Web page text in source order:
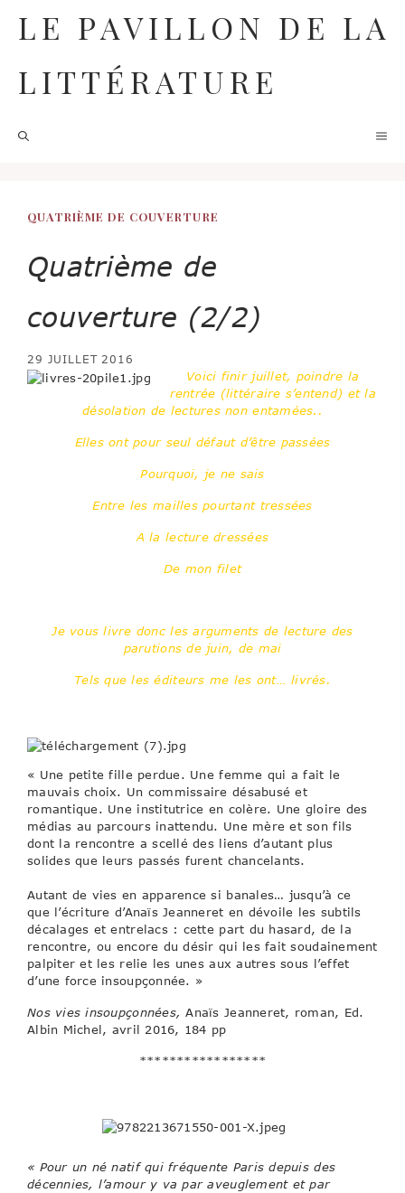
contenu
LE PAVILLON DE LA
LITTÉRATURE
QUATRIÈME DE COUVERTURE
Quatrième de
couverture (2/2)
29 JUILLET 2016
Voici finir juillet, poindre la
rentrée (littéraire s’entend) et la
désolation de lectures non entamées..
Elles ont pour seul défaut d’être passées
Pourquoi, je ne sais
Entre les mailles pourtant tressées
A la lecture dressées
De mon filet
Je vous livre donc les arguments de lecture des
parutions de juin, de mai
Tels que les éditeurs me les ont… livrés.
« Une petite fille perdue. Une femme qui a fait le
mauvais choix. Un commissaire désabusé et
romantique. Une institutrice en colère. Une gloire des
médias au parcours inattendu. Une mère et son fils
dont la rencontre a scellé des liens d’autant plus
solides que leurs passés furent chancelants.
Autant de vies en apparence si banales… jusqu’à ce
que l’écriture d’Anaïs Jeanneret en dévoile les subtils
décalages et entrelacs : cette part du hasard, de la
rencontre, ou encore du désir qui les fait soudainement
palpiter et les relie les unes aux autres sous l’effet
d’une force insoupçonnée. »
Nos vies insoupçonnées, Anaïs Jeanneret, roman, Ed.
Albin Michel, avril 2016, 184 pp
*****************
« Pour un né natif qui fréquente Paris depuis des
décennies, l’amour y va par aveuglement et par